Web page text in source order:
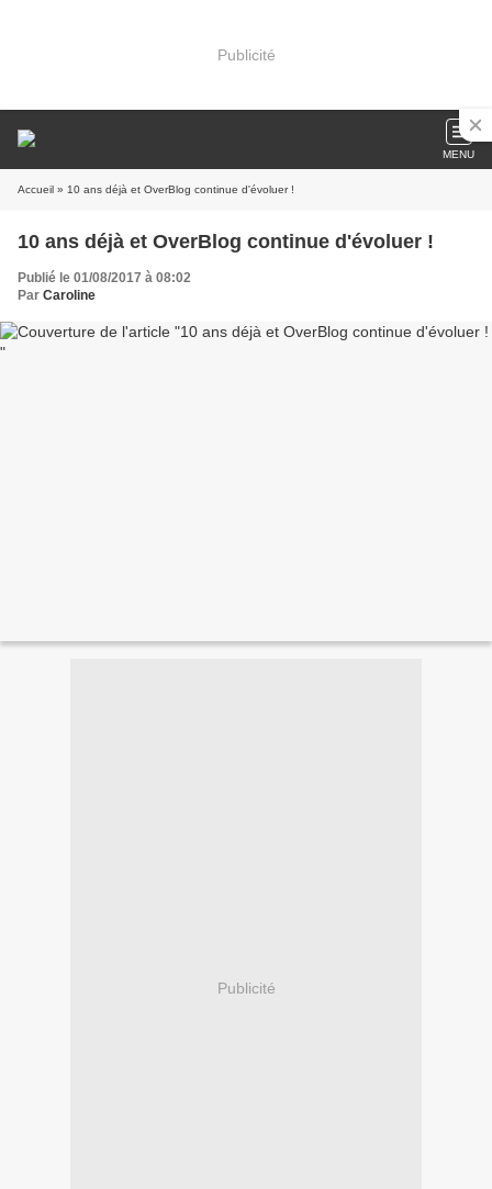
Publicité
MENU
Accueil » 10 ans déjà et OverBlog continue d'évoluer !
10 ans déjà et OverBlog continue d'évoluer !
Publié le 01/08/2017 à 08:02
Par Caroline
Publicité